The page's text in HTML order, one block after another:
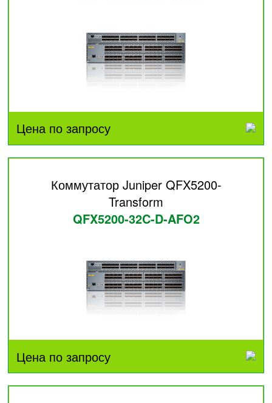
Цена по запросу
Коммутатор Juniper QFX5200-
Transform
QFX5200-32C-D-AFO2
Цена по запросу